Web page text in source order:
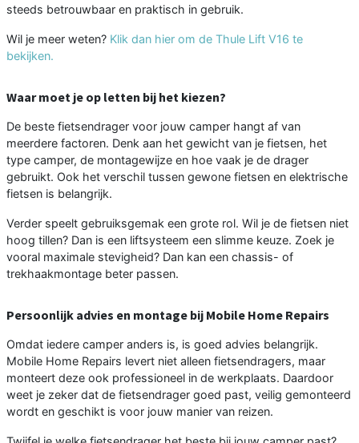
steeds betrouwbaar en praktisch in gebruik.
Wil je meer weten? Klik dan hier om de Thule Lift V16 te
bekijken.
Waar moet je op letten bij het kiezen?
De beste fietsendrager voor jouw camper hangt af van
meerdere factoren. Denk aan het gewicht van je fietsen, het
type camper, de montagewijze en hoe vaak je de drager
gebruikt. Ook het verschil tussen gewone fietsen en elektrische
fietsen is belangrijk.
Verder speelt gebruiksgemak een grote rol. Wil je de fietsen niet
hoog tillen? Dan is een liftsysteem een slimme keuze. Zoek je
vooral maximale stevigheid? Dan kan een chassis- of
trekhaakmontage beter passen.
Persoonlijk advies en montage bij Mobile Home Repairs
Omdat iedere camper anders is, is goed advies belangrijk.
Mobile Home Repairs levert niet alleen fietsendragers, maar
monteert deze ook professioneel in de werkplaats. Daardoor
weet je zeker dat de fietsendrager goed past, veilig gemonteerd
wordt en geschikt is voor jouw manier van reizen.